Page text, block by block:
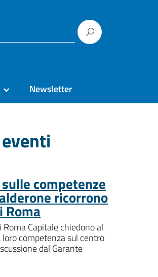
Newsletter
competenze
ricorrono
Roma
Capitale chiedono al
competenza sul centro
dal Garante